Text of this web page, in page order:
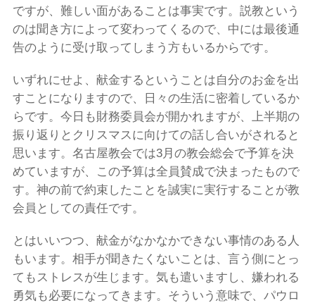
ですが、難しい面があることは事実です。説教という
のは聞き方によって変わってくるので、中には最後通
告のように受け取ってしまう方もいるからです。
いずれにせよ、献金するということは自分のお金を出
すことになりますので、日々の生活に密着しているか
らです。今日も財務委員会が開かれますが、上半期の
振り返りとクリスマスに向けての話し合いがされると
思います。名古屋教会では3月の教会総会で予算を決
めていますが、この予算は全員賛成で決まったもので
す。神の前で約束したことを誠実に実行することが教
会員としての責任です。
とはいいつつ、献金がなかなかできない事情のある人
もいます。相手が聞きたくないことは、言う側にとっ
てもストレスが生じます。気も遣いますし、嫌われる
勇気も必要になってきます。そういう意味で、パウロ